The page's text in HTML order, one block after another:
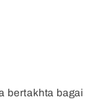
bertakhta bagai